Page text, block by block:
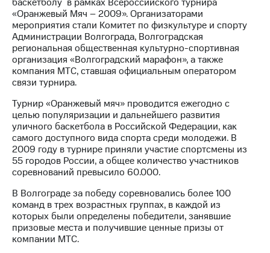
Медиа-центр
Пресс-
релизы
МТС
о технологиях
Достижения
Интервью
Финансовая
отчетность
Контакты
Пригласить
спикера
и акционерам
Корпоративное
«Оранжевый Мяч – 2009». Организаторами
мероприятия стали Комитет по физкультуре и спорту
Администрации Волгограда, Волгоградская
региональная общественная культурно-спортивная
организация «Волгоградский марафон», а также
компания МТС, ставшая официальным оператором
связи турнира.
Турнир «Оранжевый мяч» проводится ежегодно с
целью популяризации и дальнейшего развития
уличного баскетбола в Российской Федерации, как
самого доступного вида спорта среди молодежи. В
2009 году в турнире приняли участие спортсмены из
55 городов России, а общее количество участников
соревнований превысило 60.000.
В Волгограде за победу соревновались более 100
команд в трех возрастных группах, в каждой из
которых были определены победители, занявшие
призовые места и получившие ценные призы от
компании МТС.